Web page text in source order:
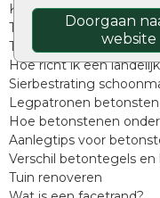
Doorgaan
website
Kunstgras
Tuintegels outlet
Terrastegels leggen
Hoe richt ik een
Sierbestrating
Legpatronen
Hoe betonstenen
Aanlegtips voor
Verschil betontegels
Tuin renoveren